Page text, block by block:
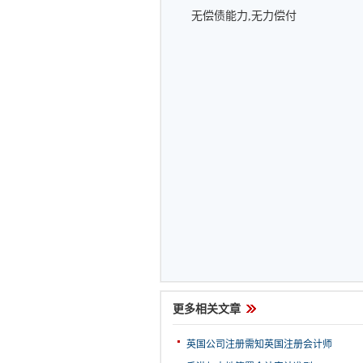
无偿债能力,无力偿付
更多相关文章
英国公司注册需知英国注册会计师